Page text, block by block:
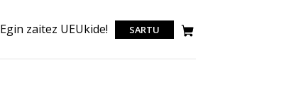
Egin zaitez UEUkide! SARTU